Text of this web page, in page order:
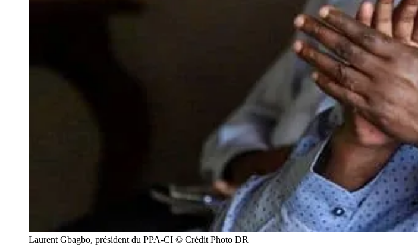
Laurent Gbagbo, président du PPA-CI © Crédit Photo DR